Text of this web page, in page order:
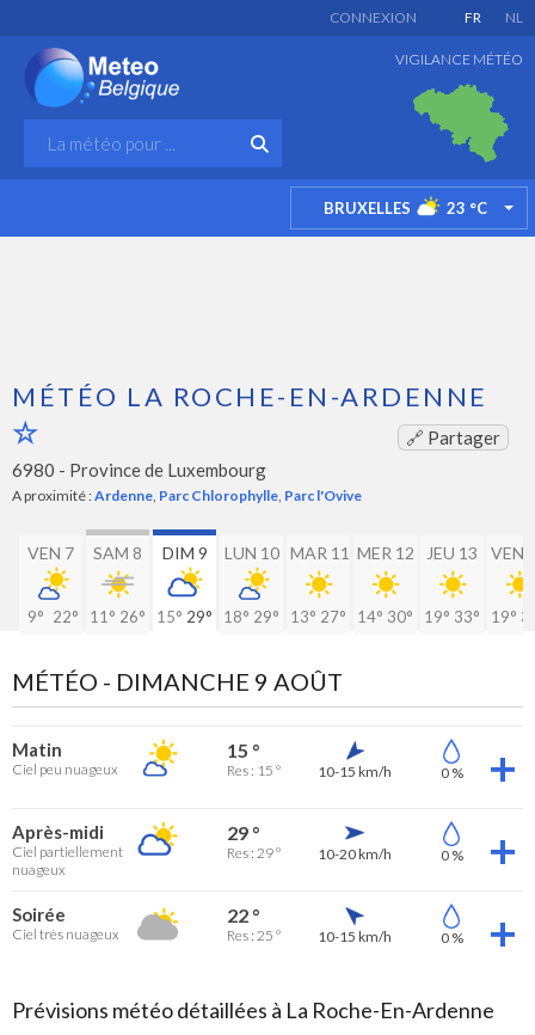
FR NL
CONNEXION
VIGILANCE MÉTÉO
BRUXELLES 23 °C
MÉTÉO LA ROCHE-EN-ARDENNE
🔗 Partager
6980 - Province de Luxembourg
A proximité :Ardenne, Parc Chlorophylle, Parc l'Ovive
VEN 7
9° 22°
SAM 8
11° 26°
DIM 9
15° 29°
LUN 10
18° 29°
MAR 11
13° 27°
MER 12
14° 30°
JEU 13
19° 33°
VEN
19°
MÉTÉO - DIMANCHE 9 AOÛT
Matin
Ciel peu nuageux
15 °
Res : 15 ° 10-15 km/h 0 %
Après-midi
Ciel partiellement
nuageux
29 °
Res : 29 ° 10-20 km/h 0 %
Soirée
Ciel très nuageux
22 °
Res : 25 ° 10-15 km/h 0 %
Prévisions météo détaillées à La Roche-En-Ardenne